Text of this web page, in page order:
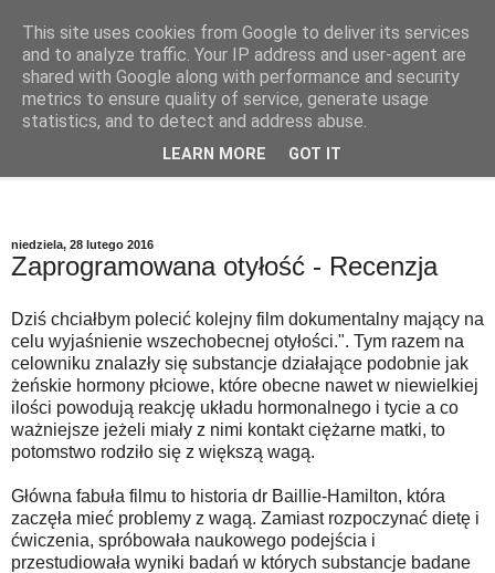
Szkodliwe Jedzenie
Szkodliwe substancje w codziennej żywności
niedziela, 28 lutego 2016
Zaprogramowana otyłość - Recenzja
Dziś chciałbym polecić kolejny film dokumentalny mający na
celu wyjaśnienie wszechobecnej otyłości.". Tym razem na
celowniku znalazły się substancje działające podobnie jak
żeńskie hormony płciowe, które obecne nawet w niewielkiej
ilości powodują reakcję układu hormonalnego i tycie a co
ważniejsze jeżeli miały z nimi kontakt ciężarne matki, to
potomstwo rodziło się z większą wagą.
Główna fabuła filmu to historia dr Baillie-Hamilton, która
zaczęła mieć problemy z wagą. Zamiast rozpoczynać dietę i
ćwiczenia, spróbowała naukowego podejścia i
przestudiowała wyniki badań w których substancje badane
This site uses cookies from Google to deliver its services
and to analyze traffic. Your IP address and user-agent are
shared with Google along with performance and security
metrics to ensure quality of service, generate usage
statistics, and to detect and address abuse.
LEARN MORE GOT IT